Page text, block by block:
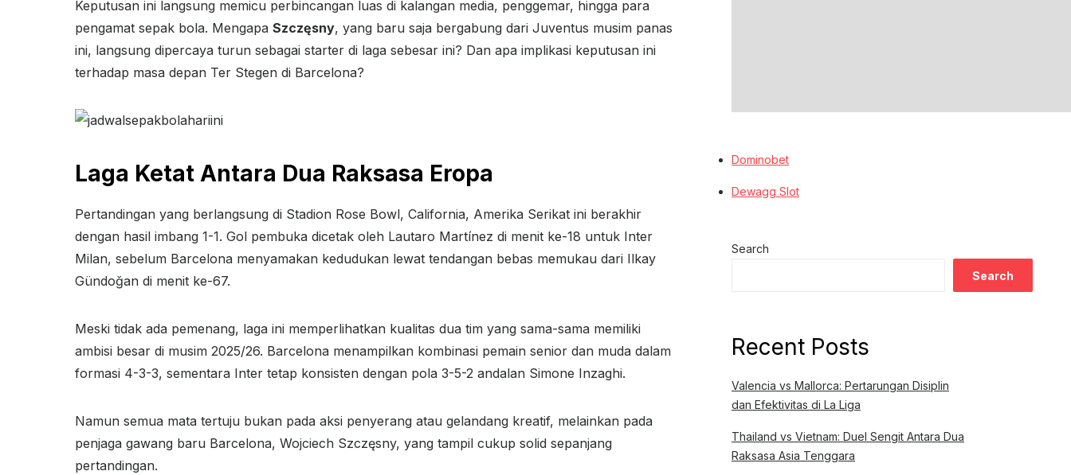
Keputusan ini langsung memicu perbincangan luas di kalangan media, penggemar, hingga para
pengamat sepak bola. Mengapa Szczęsny, yang baru saja bergabung dari Juventus musim panas
ini, langsung dipercaya turun sebagai starter di laga sebesar ini? Dan apa implikasi keputusan ini
terhadap masa depan Ter Stegen di Barcelona?
Laga Ketat Antara Dua Raksasa Eropa
Pertandingan yang berlangsung di Stadion Rose Bowl, California, Amerika Serikat ini berakhir
dengan hasil imbang 1-1. Gol pembuka dicetak oleh Lautaro Martínez di menit ke-18 untuk Inter
Milan, sebelum Barcelona menyamakan kedudukan lewat tendangan bebas memukau dari Ilkay
Gündoğan di menit ke-67.
Meski tidak ada pemenang, laga ini memperlihatkan kualitas dua tim yang sama-sama memiliki
ambisi besar di musim 2025/26. Barcelona menampilkan kombinasi pemain senior dan muda dalam
formasi 4-3-3, sementara Inter tetap konsisten dengan pola 3-5-2 andalan Simone Inzaghi.
Namun semua mata tertuju bukan pada aksi penyerang atau gelandang kreatif, melainkan pada
penjaga gawang baru Barcelona, Wojciech Szczęsny, yang tampil cukup solid sepanjang
pertandingan.
Dominobet
Dewagg Slot
Search
Search
Recent Posts
Valencia vs Mallorca: Pertarungan Disiplin
dan Efektivitas di La Liga
Thailand vs Vietnam: Duel Sengit Antara Dua
Raksasa Asia Tenggara